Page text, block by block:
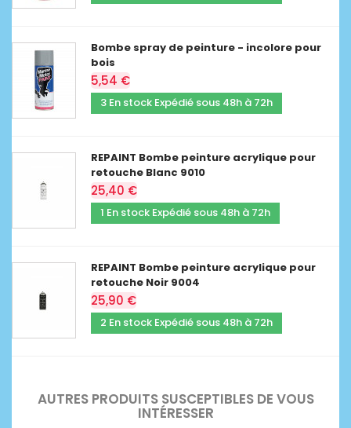
Bombe spray de peinture - incolore pour
bois
5,54 €
3 En stock Expédié sous 48h à 72h
REPAINT Bombe peinture acrylique pour
retouche Blanc 9010
25,40 €
1 En stock Expédié sous 48h à 72h
REPAINT Bombe peinture acrylique pour
retouche Noir 9004
25,90 €
2 En stock Expédié sous 48h à 72h
AUTRES PRODUITS SUSCEPTIBLES DE VOUS
INTÉRESSER